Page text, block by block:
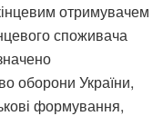
отримувачем
споживача
оборони України,
формування,